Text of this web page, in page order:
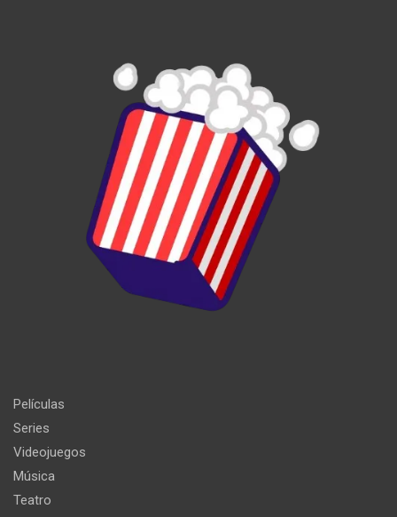
Películas
Series
Videojuegos
Música
Teatro